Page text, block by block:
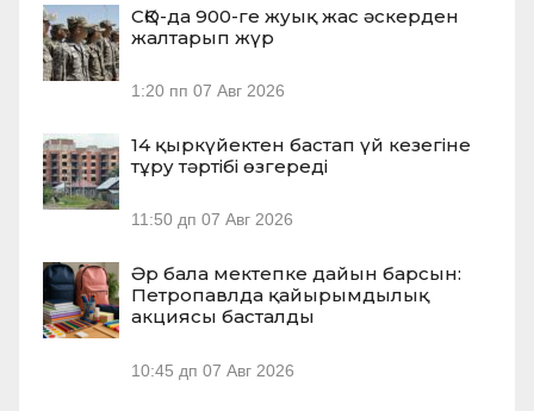
СҚО-да 900-ге жуық жас әскерден
жалтарып жүр
1:20 пп 07 Авг 2026
14 қыркүйектен бастап үй кезегіне
тұру тәртібі өзгереді
11:50 дп 07 Авг 2026
Әр бала мектепке дайын барсын:
Петропавлда қайырымдылық
акциясы басталды
10:45 дп 07 Авг 2026